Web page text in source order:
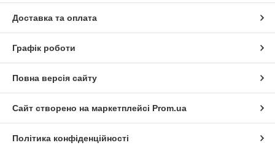
Доставка та оплата
Графік роботи
Повна версія сайту
Сайт створено на маркетплейсі Prom.ua
Політика конфіденційності